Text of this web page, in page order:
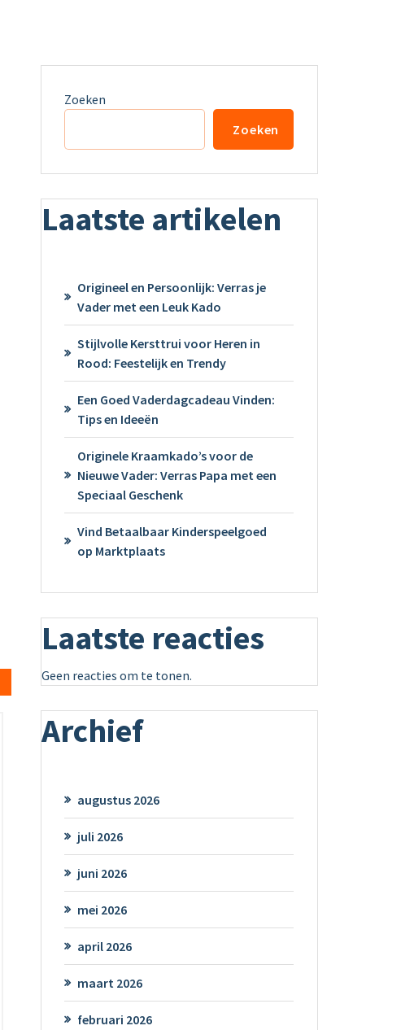
Zoeken
Zoeken
Laatste artikelen
Origineel en Persoonlijk: Verras je
Vader met een Leuk Kado
Stijlvolle Kersttrui voor Heren in
Rood: Feestelijk en Trendy
Een Goed Vaderdagcadeau Vinden:
Tips en Ideeën
Originele Kraamkado’s voor de
Nieuwe Vader: Verras Papa met een
Speciaal Geschenk
Vind Betaalbaar Kinderspeelgoed
op Marktplaats
Laatste reacties
Geen reacties om te tonen.
Archief
augustus 2026
juli 2026
juni 2026
mei 2026
april 2026
maart 2026
februari 2026